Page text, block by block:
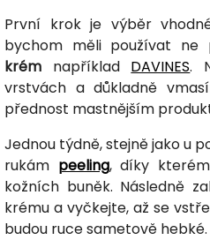
První krok je výběr
bychom měli používat ne
krém například DAVINES.
vrstvách a důkladně
přednost mastnějším
Jednou týdně, stejně jako u
rukám peeling, díky
kožních buněk. Následně
krému a vyčkejte, až se
budou ruce sametově hebké.